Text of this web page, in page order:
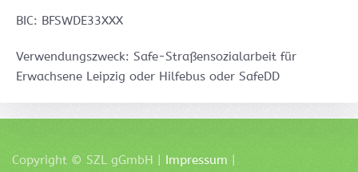
BIC: BFSWDE33XXX
Verwendungszweck: Safe-Straßensozialarbeit für
Erwachsene Leipzig oder Hilfebus oder SafeDD
Copyright © SZL gGmbH | Impressum